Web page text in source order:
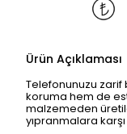
Ürün Açıklaması
Telefonunuzu zarif
koruma hem de
malzemeden
yıpranmalara